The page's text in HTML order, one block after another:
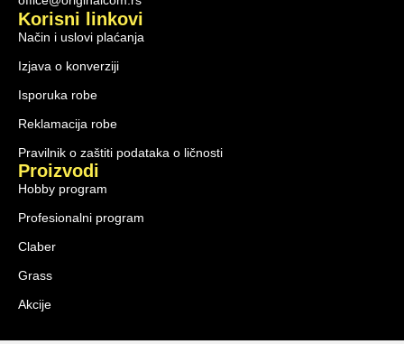
Korisni linkovi
Način i uslovi plaćanja
Izjava o konverziji
Isporuka robe
Reklamacija robe
Pravilnik o zaštiti podataka o ličnosti
Proizvodi
Hobby program
Profesionalni program
Claber
Grass
Akcije